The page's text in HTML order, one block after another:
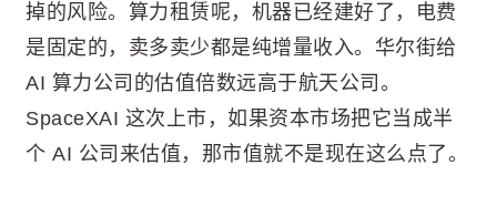
掉的风险。算力租赁呢，机器已经建好了，电费
是固定的，卖多卖少都是纯增量收入。华尔街给
AI 算力公司的估值倍数远高于航天公司。
SpaceXAI 这次上市，如果资本市场把它当成半
个 AI 公司来估值，那市值就不是现在这么点了。